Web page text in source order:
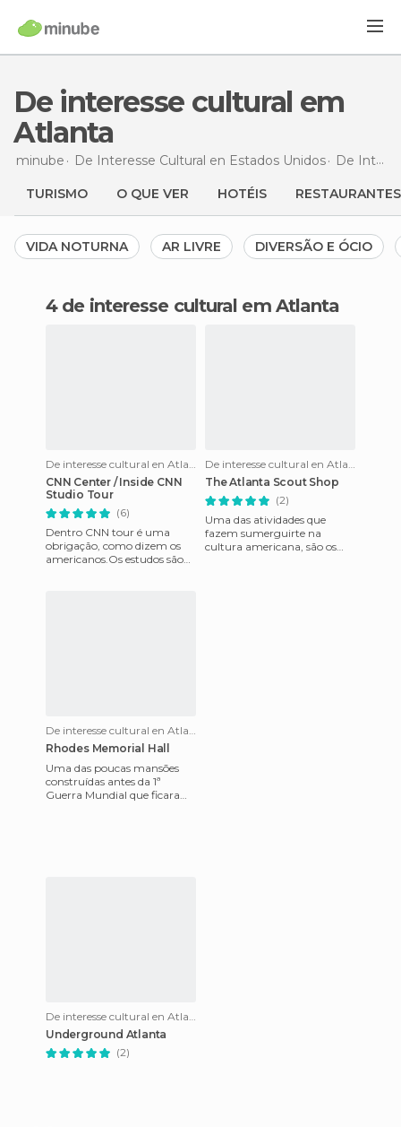
De interesse cultural em
Atlanta
minube De Interesse Cultural en Estados Unidos De Interesse Cultural en
TURISMO O QUE VER HOTÉIS RESTAURANTES
VIDA NOTURNA AR LIVRE DIVERSÃO E ÓCIO
4 de interesse cultural em Atlanta
De interesse cultural en Atlanta
CNN Center / Inside CNN
Studio Tour
(6)
Dentro CNN tour é uma
obrigação, como dizem os
americanos.Os estudos são
De interesse cultural en Atlanta
The Atlanta Scout Shop
(2)
Uma das atividades que
fazem sumerguirte na
cultura americana, são os
De interesse cultural en Atlanta
Rhodes Memorial Hall
Uma das poucas mansões
construídas antes da 1ª
Guerra Mundial que ficaram
De interesse cultural en Atlanta
Underground Atlanta
(2)